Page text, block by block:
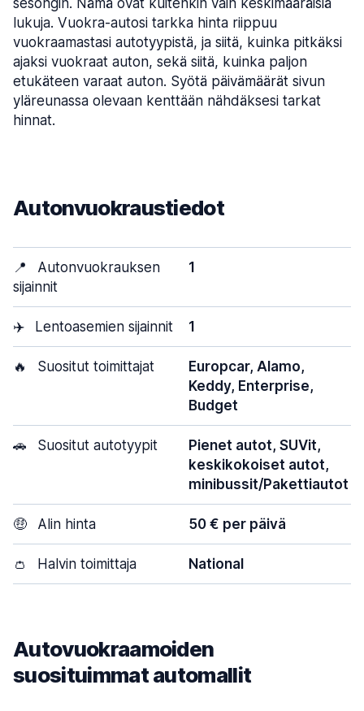
sesongin. Nämä ovat kuitenkin vain keskimääräisiä
lukuja. Vuokra-autosi tarkka hinta riippuu
vuokraamastasi autotyypistä, ja siitä, kuinka pitkäksi
ajaksi vuokraat auton, sekä siitä, kuinka paljon
etukäteen varaat auton. Syötä päivämäärät sivun
yläreunassa olevaan kenttään nähdäksesi tarkat
hinnat.
Autonvuokraustiedot
📍
Autonvuokrauksen
sijainnit
1
✈️ Lentoasemien sijainnit 1
🔥 Suositut toimittajat
Europcar, Alamo,
Keddy, Enterprise,
Budget
🚗 Suositut autotyypit
Pienet autot, SUVit,
keskikokoiset autot,
minibussit/Pakettiautot
🤑 Alin hinta 50 € per päivä
👛 Halvin toimittaja National
Autovuokraamoiden
suosituimmat automallit